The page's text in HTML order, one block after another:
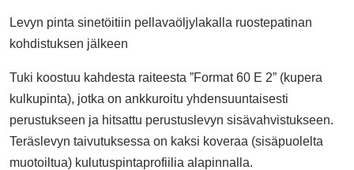
Levyn pinta sinetöitiin pellavaöljylakalla ruostepatinan
kohdistuksen jälkeen
Tuki koostuu kahdesta raiteesta ”Format 60 E 2” (kupera
kulkupinta), jotka on ankkuroitu yhdensuuntaisesti
perustukseen ja hitsattu perustuslevyn sisävahvistukseen.
Teräslevyn taivutuksessa on kaksi koveraa (sisäpuolelta
muotoiltua) kulutuspintaprofiilia alapinnalla.